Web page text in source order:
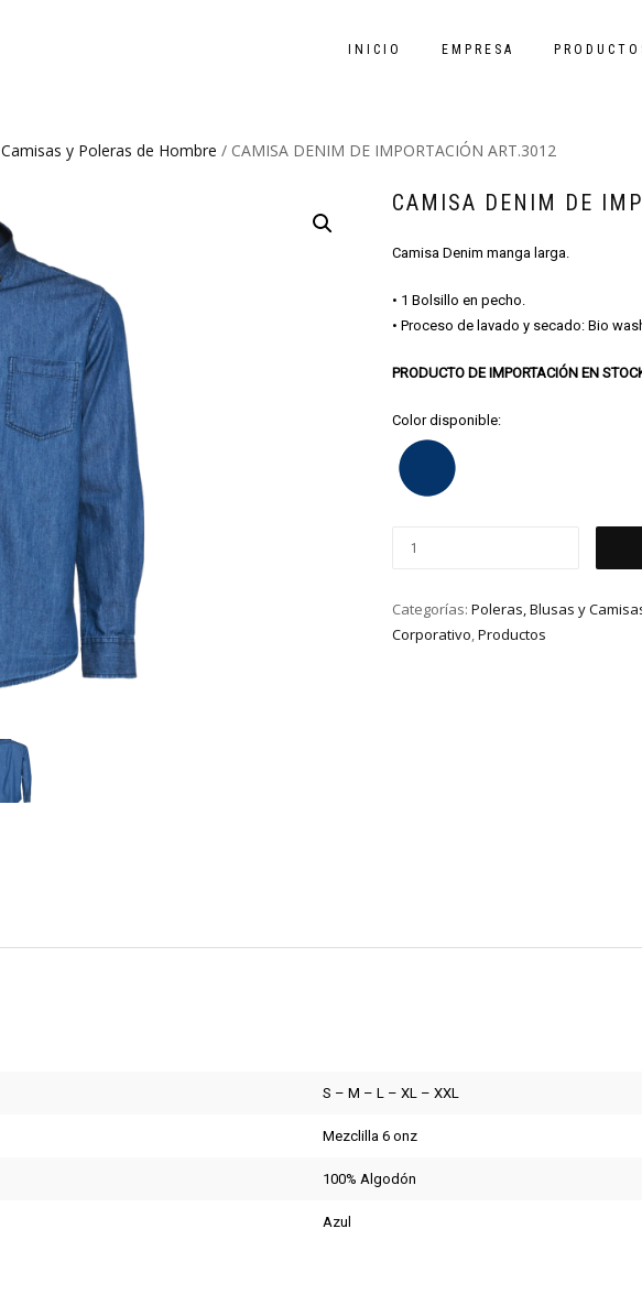
INICIO EMPRESA
Camisas y Poleras de Hombre / CAMISA DENIM DE IMPORTACIÓN ART.3012
CAMISA DENIM DE
Camisa Denim manga larga.
• 1 Bolsillo en pecho.
• Proceso de lavado y secado: Bio
PRODUCTO DE IMPORTACIÓN EN
Color disponible:
Categorías: Poleras, Blusas y
Corporativo,Productos
S – M – L – XL – XXL
Mezclilla 6 onz
100% Algodón
Azul